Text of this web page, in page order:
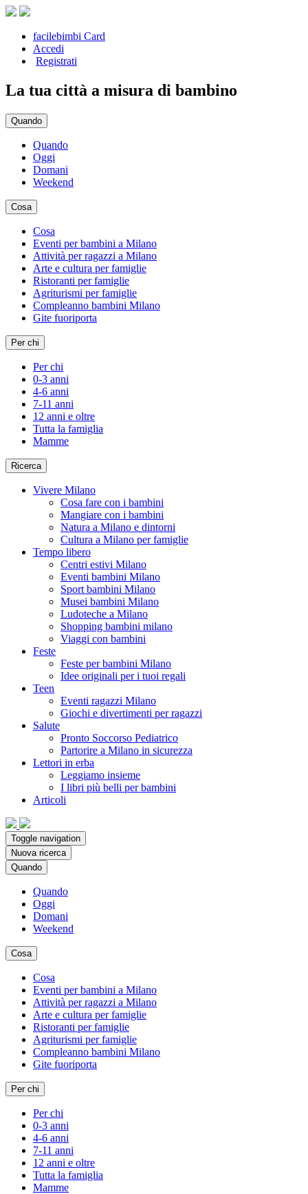
facilebimbi Card
Accedi
Registrati
La tua città a misura di bambino
Quando
Quando
Oggi
Domani
Weekend
Cosa
Cosa
Eventi per bambini a Milano
Attività per ragazzi a Milano
Arte e cultura per famiglie
Ristoranti per famiglie
Agriturismi per famiglie
Compleanno bambini Milano
Gite fuoriporta
Per chi
Per chi
0-3 anni
4-6 anni
7-11 anni
12 anni e oltre
Tutta la famiglia
Mamme
Ricerca
Vivere Milano
Cosa fare con i bambini
Mangiare con i bambini
Natura a Milano e dintorni
Cultura a Milano per famiglie
Tempo libero
Centri estivi Milano
Eventi bambini Milano
Sport bambini Milano
Musei bambini Milano
Ludoteche a Milano
Shopping bambini milano
Viaggi con bambini
Feste
Feste per bambini Milano
Idee originali per i tuoi regali
Teen
Eventi ragazzi Milano
Giochi e divertimenti per ragazzi
Salute
Pronto Soccorso Pediatrico
Partorire a Milano in sicurezza
Lettori in erba
Leggiamo insieme
I libri più belli per bambini
Articoli
Toggle navigation
Nuova ricerca
Quando
Quando
Oggi
Domani
Weekend
Cosa
Cosa
Eventi per bambini a Milano
Attività per ragazzi a Milano
Arte e cultura per famiglie
Ristoranti per famiglie
Agriturismi per famiglie
Compleanno bambini Milano
Gite fuoriporta
Per chi
Per chi
0-3 anni
4-6 anni
7-11 anni
12 anni e oltre
Tutta la famiglia
Mamme